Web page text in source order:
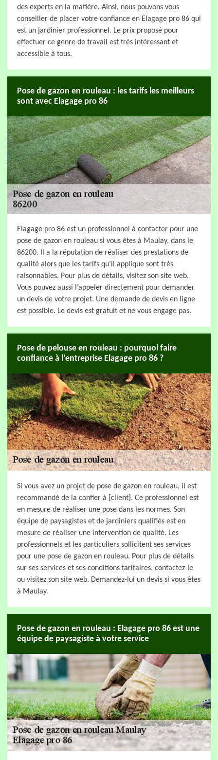
des experts en la matière. Ainsi, nous pouvons vous
conseiller de placer votre confiance en Elagage pro 86 qui
est un jardinier professionnel. Le prix proposé pour
effectuer ce genre de travail est très intéressant et
accessible à tous.
Pose de gazon en rouleau : les tarifs les meilleurs
sont avec Elagage pro 86
Elagage pro 86 est un professionnel à contacter pour une
pose de gazon en rouleau si vous êtes à Maulay, dans le
86200. Il a la réputation de réaliser des prestations de
qualité alors que les tarifs qu’il applique sont très
raisonnables. Pour plus de détails, visitez son site web.
Vous pouvez aussi l’appeler directement pour demander
un devis de votre projet. Une demande de devis en ligne
est possible. Le devis est gratuit et ne vous engage pas.
Pose de pelouse en rouleau : pourquoi faire
confiance à l’entreprise Elagage pro 86 ?
Si vous avez un projet de pose de gazon en rouleau, il est
recommandé de la confier à [client}. Ce professionnel est
en mesure de réaliser une pose dans les normes. Son
équipe de paysagistes et de jardiniers qualifiés est en
mesure de réaliser une intervention de qualité. Les
professionnels et les particuliers sollicitent ses services
pour une pose de gazon en rouleau. Pour plus de détails
sur ses services et ses conditions tarifaires, contactez-le
ou visitez son site web. Demandez-lui un devis si vous êtes
à Maulay.
Pose de gazon en rouleau : Elagage pro 86 est une
équipe de paysagiste à votre service